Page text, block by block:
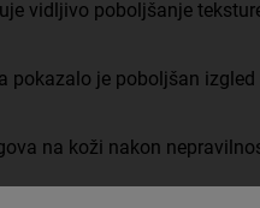
vidljivo poboljšanje
pokazalo je poboljšan izgled
na koži nakon
4 nedelje upotrebe (sa 75 osoba).